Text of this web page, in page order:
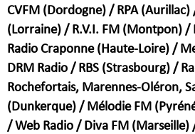
CVFM (Dordogne) / RPA (Aurillac)
(Lorraine) / R.V.I. FM (Montpon) /
Radio Craponne (Haute-Loire) /
DRM Radio / RBS (Strasbourg) /
Rochefortais, Marennes-Oléron,
(Dunkerque) / Mélodie FM
/ Web Radio / Diva FM